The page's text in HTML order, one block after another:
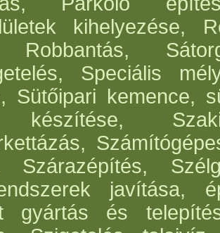
kihelyezése,
Robbantás,
Speciális
Sütőipari kemence,
készítése,
Szárazépítés,
javítása,
gyártás és